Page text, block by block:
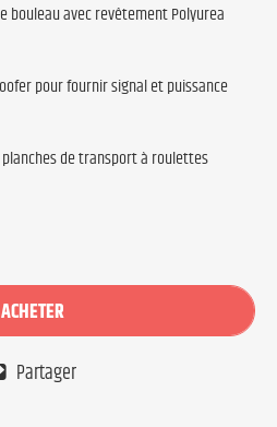
bouleau avec revêtement Polyurea
pour fournir signal et puissance
de transport à roulettes
ACHETER
Partager